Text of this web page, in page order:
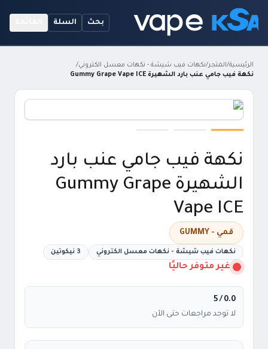
بحث السلة
الرئيسية/المتجر/نكهات فيب شيشة - نكهات معسل الكتروني/
نكهة فيب جامي عنب بارد الشهيرة Gummy Grape Vape ICE
نكهة فيب جامي عنب بارد
الشهيرة Gummy Grape
Vape ICE
قمي - GUMMY
نكهات فيب شيشة - نكهات معسل الكتروني 3 نيكوتين
غير متوفر حاليًا
0.0
/ 5
لا توجد مراجعات حتى الآن